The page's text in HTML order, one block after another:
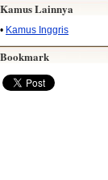
Kamus Lainnya
• Kamus Inggris
Bookmark